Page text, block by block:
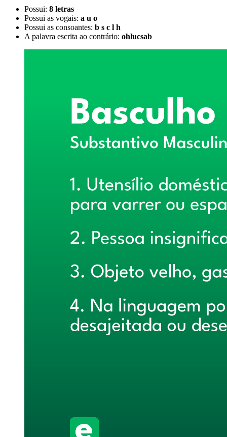
Possui: 8 letras
Possui as vogais: a u o
Possui as consoantes: b s c l h
A palavra escrita ao contrário: ohlucsab